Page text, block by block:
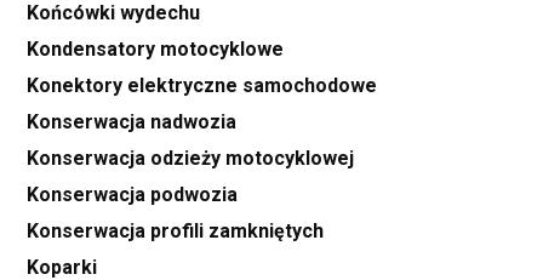
Końcówki wydechu
Kondensatory motocyklowe
Konektory elektryczne samochodowe
Konserwacja nadwozia
Konserwacja odzieży motocyklowej
Konserwacja podwozia
Konserwacja profili zamkniętych
Koparki